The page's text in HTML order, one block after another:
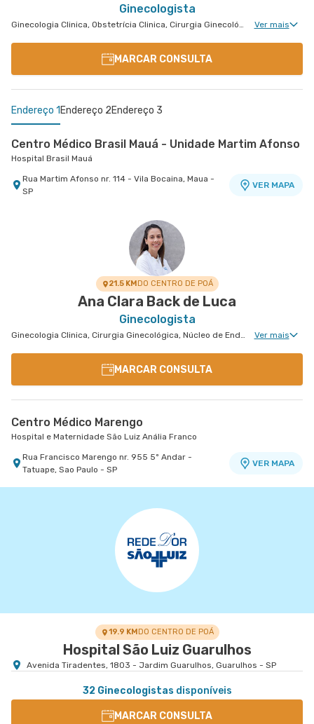
Ginecologista
Ginecologia Clinica, Obstetrícia Clinica, Cirurgia Ginecológica, Ginecologia Endócrina, Núcleo de Endometriose, Uroginecologia, Cirurgia Robótica Ginecológica, Reprodução Humana, Ginecologia Oncológica, Miomatose Uterina(Miomas), Ginecologia Videohisteroscopia Ver mais
MARCAR CONSULTA
Endereço 1 Endereço 2Endereço 3
Centro Médico Brasil Mauá - Unidade Martim Afonso
Hospital Brasil Mauá
Rua Martim Afonso nr. 114 - Vila Bocaina, Maua -
SP
VER MAPA
Hospital e Maternidade Ribeirão Pires
Rua Major Cardim nr. 461 - Suissa, Ribeirao Pires
Hospital São Luiz São Bernardo
Avenida Alvaro Guimaraes nr. 3033 - Assuncao,
21.5 KMDO CENTRO DE POÁ
Ana Clara Back de Luca
Ginecologista
Ginecologia Clinica, Cirurgia Ginecológica, Núcleo de Endometriose, Ginecologia Videohisteroscopia Ver mais
MARCAR CONSULTA
Centro Médico Marengo
Hospital e Maternidade São Luiz Anália Franco
Rua Francisco Marengo nr. 955 5º Andar -
Tatuape, Sao Paulo - SP
VER MAPA
19.9 KMDO CENTRO DE POÁ
Hospital São Luiz Guarulhos
Avenida Tiradentes, 1803 - Jardim Guarulhos, Guarulhos - SP
32 Ginecologistas disponíveis
MARCAR CONSULTA